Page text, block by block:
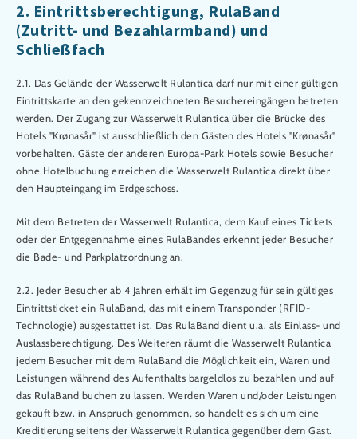
2. Eintrittsberechtigung, RulaBand
(Zutritt- und Bezahlarmband) und
Schließfach
2.1. Das Gelände der Wasserwelt Rulantica darf nur mit einer gültigen
Eintrittskarte an den gekennzeichneten Besuchereingängen betreten
werden. Der Zugang zur Wasserwelt Rulantica über die Brücke des
Hotels "Krønasår" ist ausschließlich den Gästen des Hotels "Krønasår"
vorbehalten. Gäste der anderen Europa-Park Hotels sowie Besucher
ohne Hotelbuchung erreichen die Wasserwelt Rulantica direkt über
den Haupteingang im Erdgeschoss.
Mit dem Betreten der Wasserwelt Rulantica, dem Kauf eines Tickets
oder der Entgegennahme eines RulaBandes erkennt jeder Besucher
die Bade- und Parkplatzordnung an.
2.2. Jeder Besucher ab 4 Jahren erhält im Gegenzug für sein gültiges
Eintrittsticket ein RulaBand, das mit einem Transponder (RFID-
Technologie) ausgestattet ist. Das RulaBand dient u.a. als Einlass- und
Auslassberechtigung. Des Weiteren räumt die Wasserwelt Rulantica
jedem Besucher mit dem RulaBand die Möglichkeit ein, Waren und
Leistungen während des Aufenthalts bargeldlos zu bezahlen und auf
das RulaBand buchen zu lassen. Werden Waren und/oder Leistungen
gekauft bzw. in Anspruch genommen, so handelt es sich um eine
Kreditierung seitens der Wasserwelt Rulantica gegenüber dem Gast.